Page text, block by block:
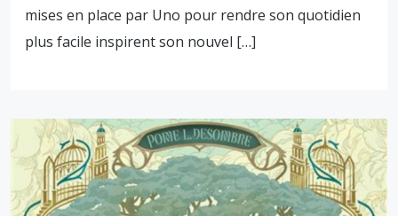
mises en place par Uno pour rendre son quotidien
plus facile inspirent son nouvel […]